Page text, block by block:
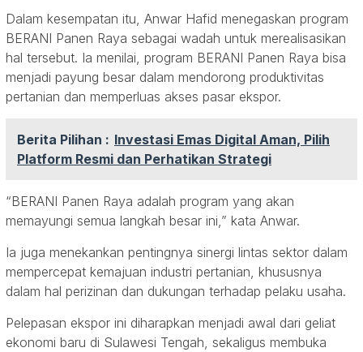
Dalam kesempatan itu, Anwar Hafid menegaskan program
BERANI Panen Raya sebagai wadah untuk merealisasikan
hal tersebut. Ia menilai, program BERANI Panen Raya bisa
menjadi payung besar dalam mendorong produktivitas
pertanian dan memperluas akses pasar ekspor.
Berita Pilihan : Investasi Emas Digital Aman, Pilih
Platform Resmi dan Perhatikan Strategi
“BERANI Panen Raya adalah program yang akan
memayungi semua langkah besar ini,” kata Anwar.
Ia juga menekankan pentingnya sinergi lintas sektor dalam
mempercepat kemajuan industri pertanian, khususnya
dalam hal perizinan dan dukungan terhadap pelaku usaha.
Pelepasan ekspor ini diharapkan menjadi awal dari geliat
ekonomi baru di Sulawesi Tengah, sekaligus membuka